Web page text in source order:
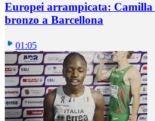
Europei arrampicata:
bronzo a Barcellona
01:05